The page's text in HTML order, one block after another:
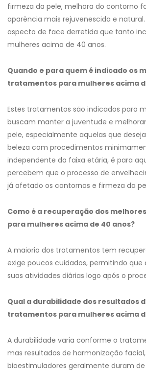
firmeza da pele, melhora do contorno
aparência mais rejuvenescida e
aspecto de face derretida que tanto
mulheres acima de 40 anos.
Quando e para quem é indicado os
tratamentos para mulheres acima
Estes tratamentos são indicados para
buscam manter a juventude e
pele, especialmente aquelas que
beleza com procedimentos
independente da faixa etária, é para
percebem que o processo de
já afetado os contornos e firmeza da
Como é a recuperação dos
para mulheres acima de 40 anos?
A maioria dos tratamentos tem
exige poucos cuidados, permitindo
suas atividades diárias logo após o
Qual a durabilidade dos resultados
tratamentos para mulheres acima
A durabilidade varia conforme o
mas resultados de harmonização facial,
bioestimuladores geralmente duram de